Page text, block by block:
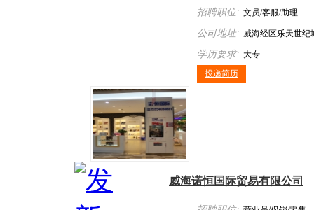
招聘职位: 文员/客服/助理
公司地址: 威海经区乐天世纪
学历要求: 大专
投递简历
威海诺恒国际贸易有限公司